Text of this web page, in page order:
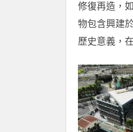
修復再造，
物包含興建
歷史意義，